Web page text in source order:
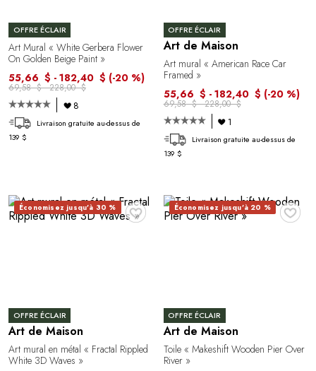
OFFRE ÉCLAIR
Art Mural « White Gerbera Flower
On Golden Beige Paint »
55,66 $ - 182,40 $ (-20 %)
69,58 $ - 228,00 $
8
Livraison gratuite au-dessus de
139 $
OFFRE ÉCLAIR
Art de Maison
Art mural « American Race Car
Framed »
55,66 $ - 182,40 $ (-20 %)
69,58 $ - 228,00 $
1
Livraison gratuite au-dessus de
139 $
♥
Économisez jusqu'à 30 %
OFFRE ÉCLAIR
Art de Maison
Art mural en métal « Fractal Rippled
White 3D Waves »
♥
Économisez jusqu'à 20 %
OFFRE ÉCLAIR
Art de Maison
Toile « Makeshift Wooden Pier Over
River »